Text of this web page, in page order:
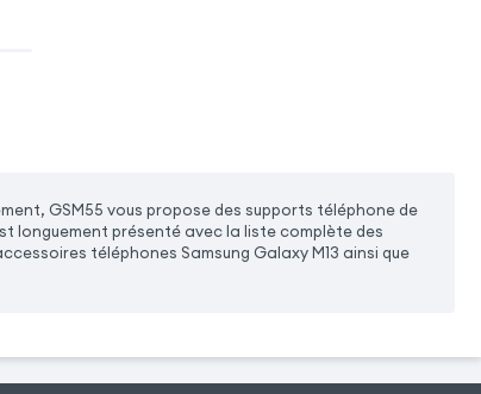
GSM55 vous propose des supports téléphone de
longuement présenté avec la liste complète des
téléphones Samsung Galaxy M13 ainsi que